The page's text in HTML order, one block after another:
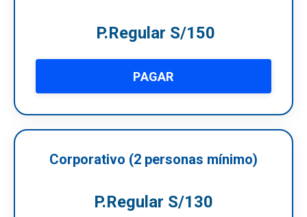
P.Regular S/150
PAGAR
Corporativo (2 personas mínimo)
P.Regular S/130